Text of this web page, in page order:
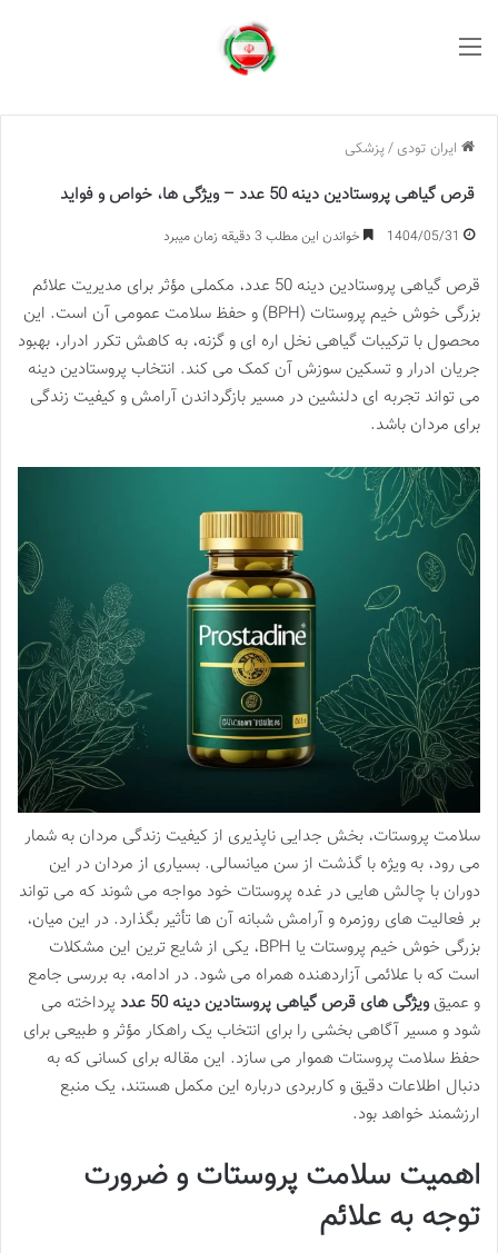
ایران تودی /پزشکی
قرص گیاهی پروستادین دینه 50 عدد – ویژگی ها، خواص و فواید
1404/05/31 خواندن این مطلب 3 دقیقه زمان میبرد
قرص گیاهی پروستادین دینه 50 عدد، مکملی مؤثر برای مدیریت علائم
بزرگی خوش خیم پروستات (BPH) و حفظ سلامت عمومی آن است. این
محصول با ترکیبات گیاهی نخل اره ای و گزنه، به کاهش تکرر ادرار، بهبود
جریان ادرار و تسکین سوزش آن کمک می کند. انتخاب پروستادین دینه
می تواند تجربه ای دلنشین در مسیر بازگرداندن آرامش و کیفیت زندگی
برای مردان باشد.
سلامت پروستات، بخش جدایی ناپذیری از کیفیت زندگی مردان به شمار
می رود، به ویژه با گذشت از سن میانسالی. بسیاری از مردان در این
دوران با چالش هایی در غده پروستات خود مواجه می شوند که می تواند
بر فعالیت های روزمره و آرامش شبانه آن ها تأثیر بگذارد. در این میان،
بزرگی خوش خیم پروستات یا BPH، یکی از شایع ترین این مشکلات
است که با علائمی آزاردهنده همراه می شود. در ادامه، به بررسی جامع
و عمیق ویژگی های قرص گیاهی پروستادین دینه 50 عدد
پرداخته می
شود و مسیر آگاهی بخشی را برای انتخاب یک راهکار مؤثر و طبیعی برای
حفظ سلامت پروستات هموار می سازد. این مقاله برای کسانی که به
دنبال اطلاعات دقیق و کاربردی درباره این مکمل هستند، یک منبع
ارزشمند خواهد بود.
اهمیت سلامت پروستات و ضرورت
توجه به علائم